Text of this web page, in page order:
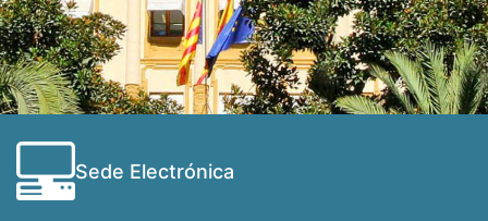
Sede Electrónica